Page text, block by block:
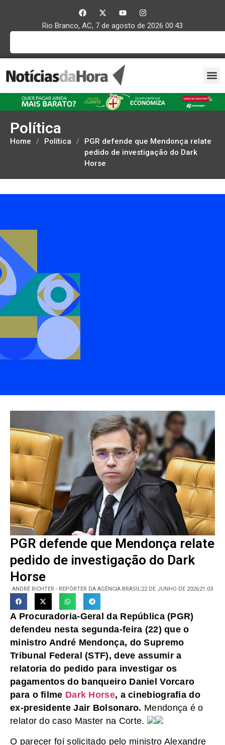
Rio Branco, AC, 7 de agosto de 2026 00:43
Política
Home / Política /
PGR defende que Mendonça relate
pedido de investigação do Dark
Horse
PGR defende que Mendonça relate
pedido de investigação do Dark
Horse
ANDRÉ RICHTER - REPÓRTER DA AGÊNCIA BRASIL 22 DE JUNHO DE 202621:03
A Procuradoria-Geral da República (PGR)
defendeu nesta segunda-feira (22) que o
ministro André Mendonça, do Supremo
Tribunal Federal (STF), deve assumir a
relatoria do pedido para investigar os
pagamentos do banqueiro Daniel Vorcaro
para o filme Dark Horse, a cinebiografia do
ex-presidente Jair Bolsonaro. Mendonça é o
relator do caso Master na Corte.
O parecer foi solicitado pelo ministro Alexandre